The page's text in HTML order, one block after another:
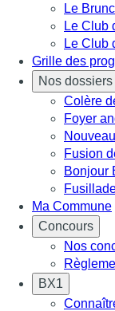
Le
Le Club
Le Club
Grille des
Nos dossiers
Colère
Foyer
Fusion
Bonjour
Ma Commune
Concours
Nos
BX1